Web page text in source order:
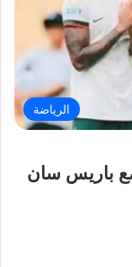
الرياضة
العالم للأندية 2025 يجمع باريس سان